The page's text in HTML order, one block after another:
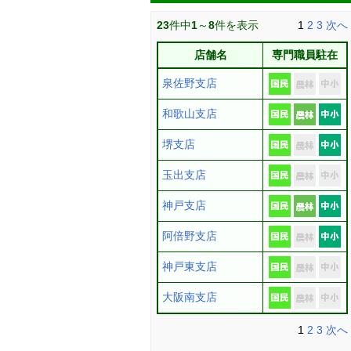
23件中1～8件を表示 1 2 3 次へ
店舗名 専門職員駐在
泉佐野支店
和歌山支店
堺支店
玉出支店
神戸支店
阿倍野支店
神戸東支店
大阪南支店
1 2 3 次へ